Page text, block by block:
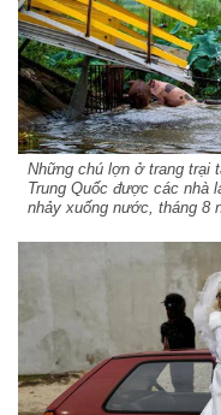
Những chú lợn ở trang trại
Trung Quốc được các nhà
nhảy xuống nước, tháng 8